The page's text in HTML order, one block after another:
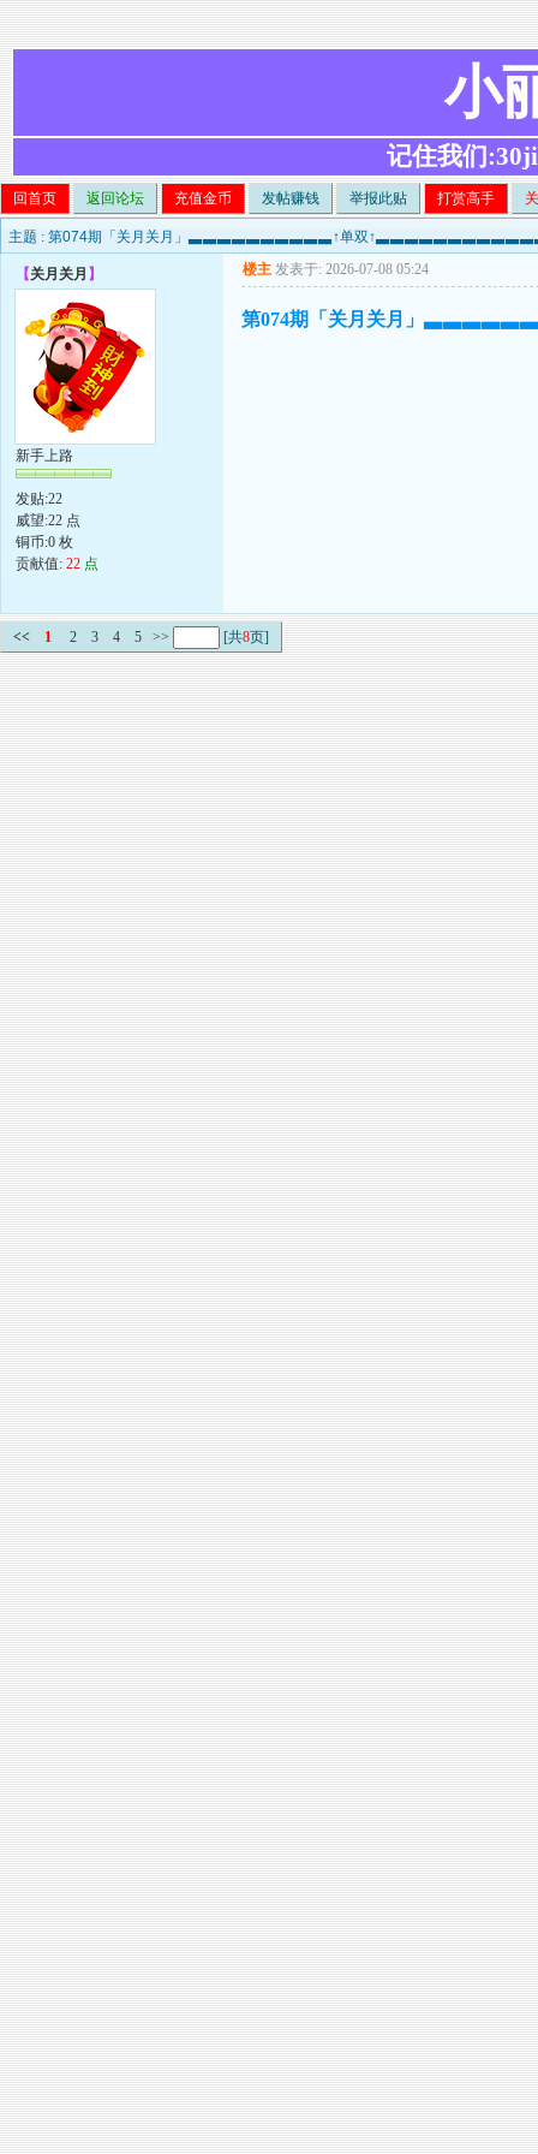
小
记住我们
回首页 返回论坛 充值金币 发帖赚钱 举报此贴 打赏高手
主题 : 第074期「关月关月」▃▃▃▃▃▃▃▃▃▃↑单双
【关月关月 】
新手上路
发贴:22
威望:22 点
铜币:0 枚
贡献值: 22 点
楼主 发表于: 2026-07-08 05:24
第074期「关月关月」
<< 1 2 3 4 5 >> [共8页]